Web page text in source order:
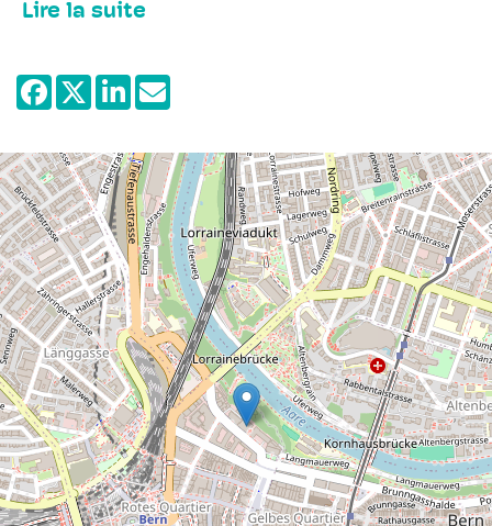
contribué à faire du Musée des Beaux-Arts
internationale. La collection, en constante
évolution et mutation, comprend
sculptures et près de 45'000 dessins,
gravures, photographies, films et vidéos.
Elle n'est donc pas seulement une des
collections les plus importantes et les plus
diversifiées de Suisse, mais son important
groupe d'oeuvres d'art moderne du début
du 20e siècle lui confère également une
valeur de portée internationale.
Parallèlement à la présentation de la
collection permanente, le Musée des
Beaux-Arts de Berne propose
régulièrement des expositions
thématiques et de grandes expositions
individuelles.
Lire la suite